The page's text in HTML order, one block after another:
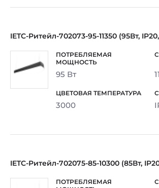
IETC-Ритейл-702073-95-11350 (95Вт,
95 Вт
3000
IETC-Ритейл-702075-85-10300 (85Вт,